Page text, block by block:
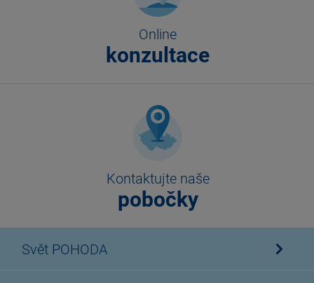
Online
konzultace
Kontaktujte naše
pobočky
Svět POHODA